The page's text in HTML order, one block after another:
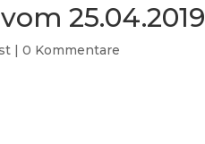
25.04.2019
|0 Kommentare